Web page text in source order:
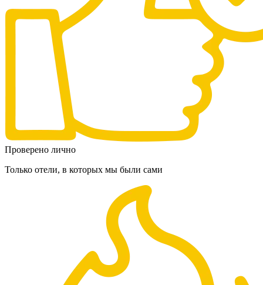
Проверено лично
Только отели, в которых мы были сами